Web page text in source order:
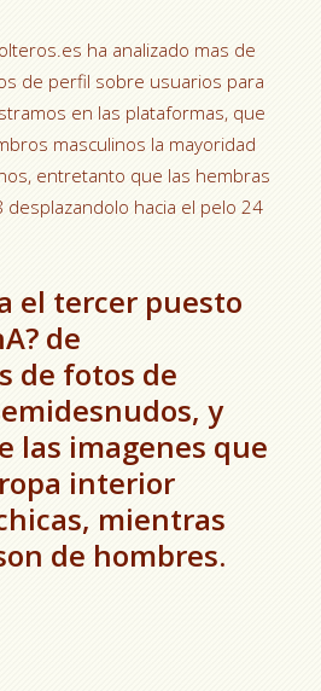
ha analizado mas de
de perfil sobre usuarios para
en las plataformas, que
masculinos la mayoridad
entretanto que las hembras
hacia el pelo 24
el tercer puesto
de
de fotos de
y
las imagenes que
interior
mientras
de hombres.